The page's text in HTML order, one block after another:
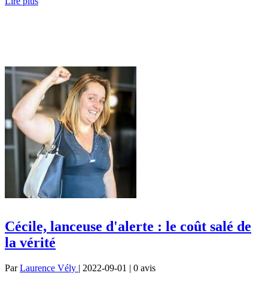
Cécile, lanceuse d'alerte : le coût salé de
la vérité
ParLaurence Vély | 2022-09-01 | 0 avis